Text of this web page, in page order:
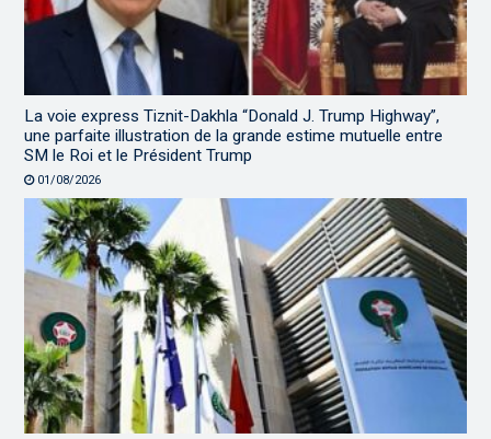
La voie express Tiznit-Dakhla “Donald J. Trump Highway”,
une parfaite illustration de la grande estime mutuelle entre
SM le Roi et le Président Trump
01/08/2026